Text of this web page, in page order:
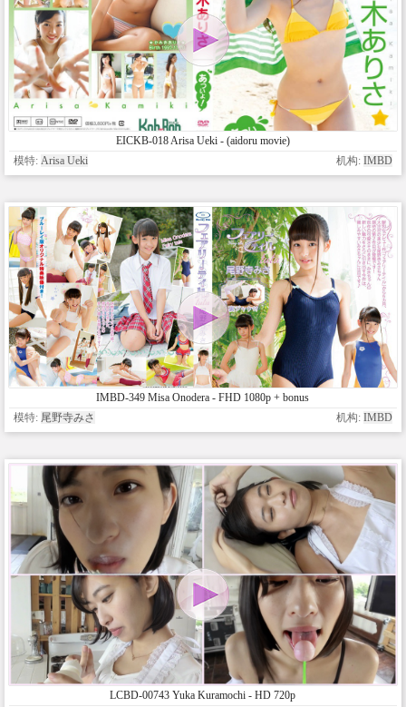
EICKB-018 Arisa Ueki - (aidoru movie)
模特: Arisa Ueki 机构: IMBD
IMBD-349 Misa Onodera - FHD 1080p + bonus
模特: 尾野寺みさ 机构: IMBD
LCBD-00743 Yuka Kuramochi - HD 720p